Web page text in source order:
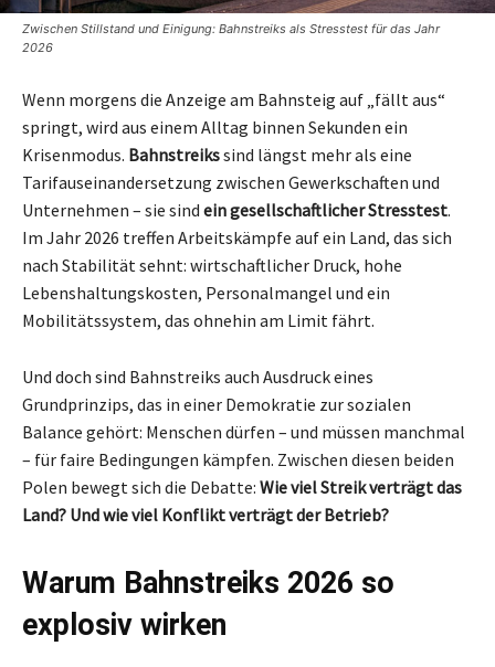
Zwischen Stillstand und Einigung: Bahnstreiks als Stresstest für das Jahr
2026
Wenn morgens die Anzeige am Bahnsteig auf „fällt aus“
springt, wird aus einem Alltag binnen Sekunden ein
Krisenmodus. Bahnstreikssind längst mehr als eine
Tarifauseinandersetzung zwischen Gewerkschaften und
Unternehmen – sie sind ein gesellschaftlicher Stresstest.
Im Jahr 2026 treffen Arbeitskämpfe auf ein Land, das sich
nach Stabilität sehnt: wirtschaftlicher Druck, hohe
Lebenshaltungskosten, Personalmangel und ein
Mobilitätssystem, das ohnehin am Limit fährt.
Und doch sind Bahnstreiks auch Ausdruck eines
Grundprinzips, das in einer Demokratie zur sozialen
Balance gehört: Menschen dürfen – und müssen manchmal
– für faire Bedingungen kämpfen. Zwischen diesen beiden
Polen bewegt sich die Debatte: Wie viel Streik verträgt das
Land? Und wie viel Konflikt verträgt der Betrieb?
Warum Bahnstreiks 2026 so
explosiv wirken